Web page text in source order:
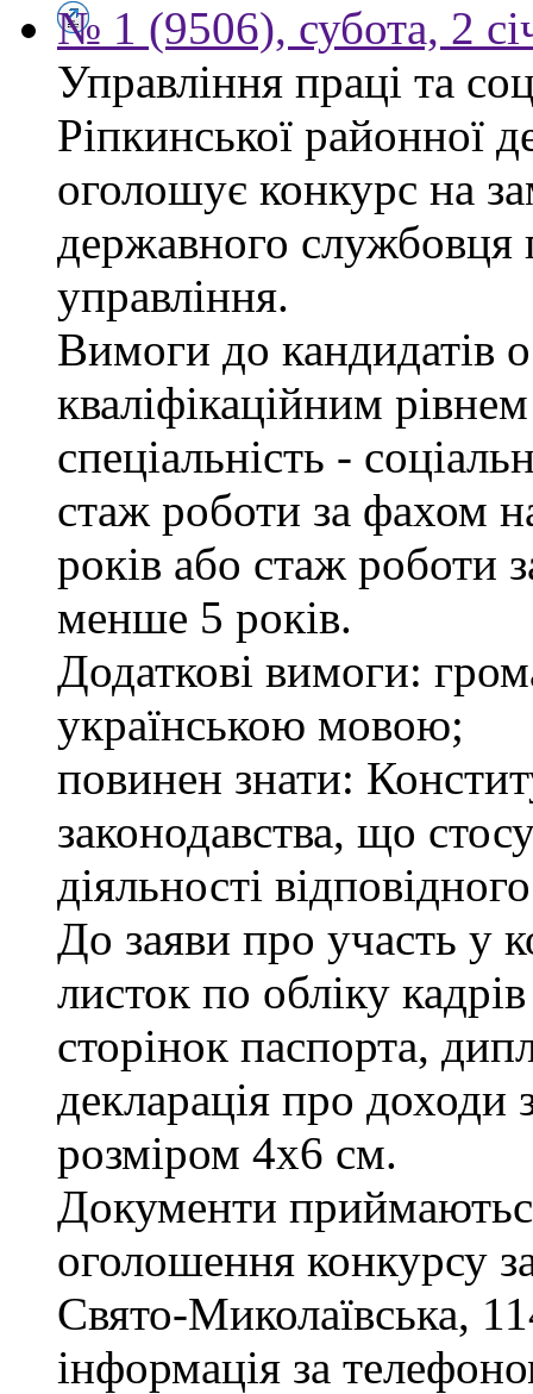
№ 1 (9506), субота, 2
Управління праці та
Ріпкинської районної
оголошує конкурс на
державного службовця
управління.
Вимоги до кандидатів
кваліфікаційним
спеціальність -
стаж роботи за фахом
років або стаж роботи
менше 5 років.
Додаткові вимоги:
українською мовою;
повинен знати:
законодавства, що
діяльності
До заяви про участь у
листок по обліку
сторінок паспорта,
декларація про доходи
розміром 4х6 см.
Документи
оголошення конкурсу
Свято-Миколаївська,
інформація за